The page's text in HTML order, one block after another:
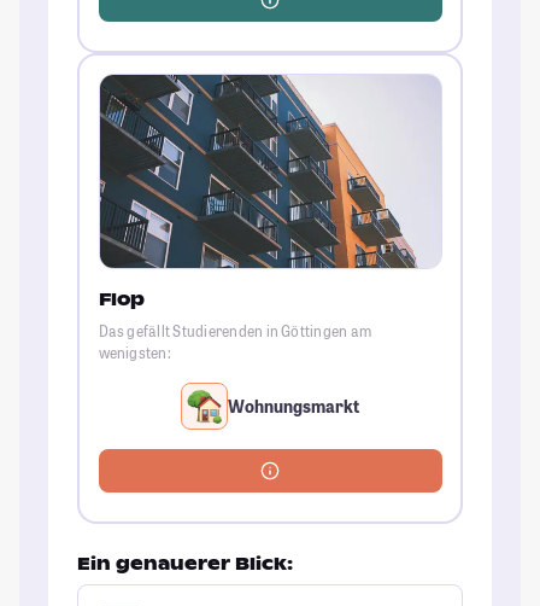
Flop
Das gefällt Studierenden in Göttingen am
wenigsten:
Wohnungsmarkt
Ein genauerer Blick: